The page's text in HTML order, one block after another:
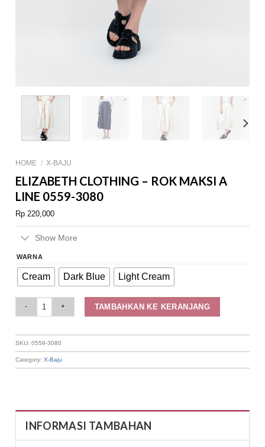
HOME / X-BAJU
ELIZABETH CLOTHING – ROK MAKSI A
LINE 0559-3080
Rp 220,000
Show More
WARNA
Cream Dark Blue Light Cream
TAMBAHKAN KE KERANJANG
SKU:0559-3080
Category:X-Baju
INFORMASI TAMBAHAN